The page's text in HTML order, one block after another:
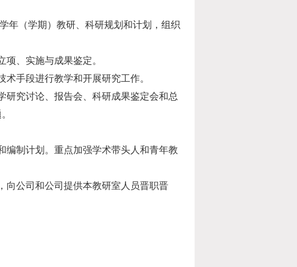
年（学期）教研、科研规划和计划，组织
、实施与成果鉴定。
手段进行教学和开展研究工作。
研究讨论、报告会、科研成果鉴定会和总
编制计划。重点加强学术带头人和青年教
向公司和公司提供本教研室人员晋职晋